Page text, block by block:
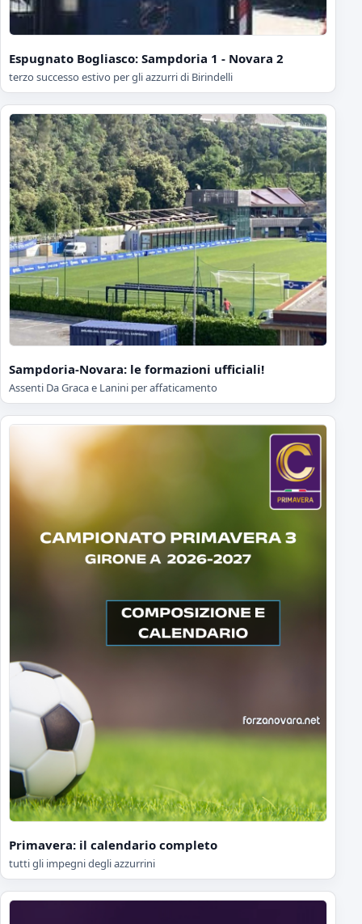
Espugnato Bogliasco: Sampdoria 1 - Novara 2
terzo successo estivo per gli azzurri di Birindelli
Sampdoria-Novara: le formazioni ufficiali!
Assenti Da Graca e Lanini per affaticamento
Primavera: il calendario completo
tutti gli impegni degli azzurrini